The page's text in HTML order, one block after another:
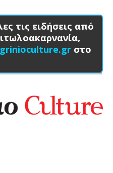
τις ειδήσεις από
στο